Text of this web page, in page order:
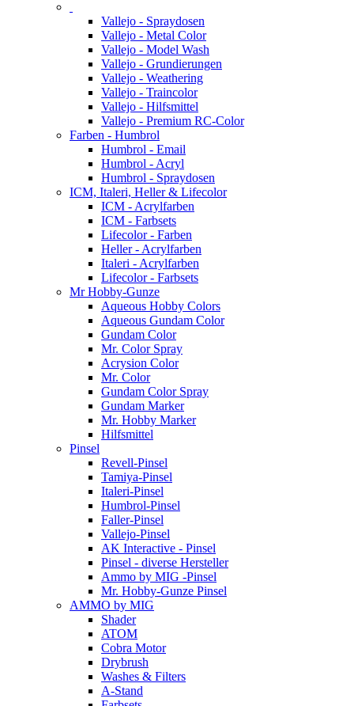
Vallejo - Spraydosen
Vallejo - Metal Color
Vallejo - Model Wash
Vallejo - Grundierungen
Vallejo - Weathering
Vallejo - Traincolor
Vallejo - Hilfsmittel
Vallejo - Premium RC-Color
Farben - Humbrol
Humbrol - Email
Humbrol - Acryl
Humbrol - Spraydosen
ICM, Italeri, Heller & Lifecolor
ICM - Acrylfarben
ICM - Farbsets
Lifecolor - Farben
Heller - Acrylfarben
Italeri - Acrylfarben
Lifecolor - Farbsets
Mr Hobby-Gunze
Aqueous Hobby Colors
Aqueous Gundam Color
Gundam Color
Mr. Color Spray
Acrysion Color
Mr. Color
Gundam Color Spray
Gundam Marker
Mr. Hobby Marker
Hilfsmittel
Pinsel
Revell-Pinsel
Tamiya-Pinsel
Italeri-Pinsel
Humbrol-Pinsel
Faller-Pinsel
Vallejo-Pinsel
AK Interactive - Pinsel
Pinsel - diverse Hersteller
Ammo by MIG -Pinsel
Mr. Hobby-Gunze Pinsel
AMMO by MIG
Shader
ATOM
Cobra Motor
Drybrush
Washes & Filters
A-Stand